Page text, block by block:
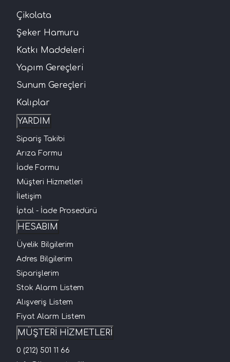
Çikolata
Şeker Hamuru
Katkı Maddeleri
Yapım Gereçleri
Sunum Gereçleri
Kalıplar
YARDIM
Sipariş Takibi
Arıza Formu
İade Formu
Müşteri Hizmetleri
İletişim
İptal - İade Prosedürü
HESABIM
Üyelik Bilgilerim
Adres Bilgilerim
Siparişlerim
Stok Alarm Listem
Alışveriş Listem
Fiyat Alarm Listem
MÜŞTERİ HİZMETLERİ
0 (212) 501 11 66